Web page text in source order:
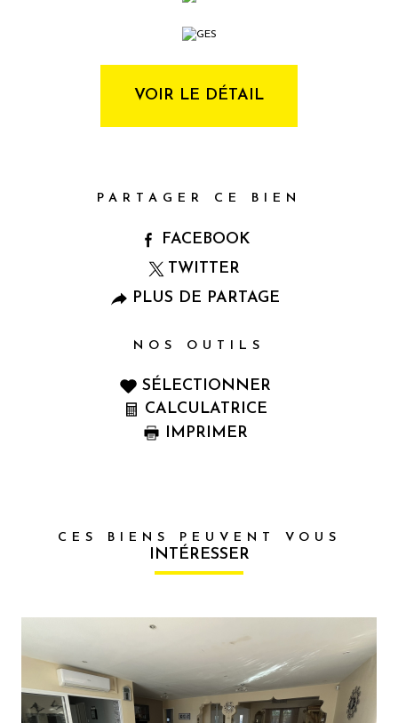
VOIR LE DÉTAIL
PARTAGER CE BIEN
FACEBOOK
TWITTER
PLUS DE PARTAGE
NOS OUTILS
SÉLECTIONNER
CALCULATRICE
IMPRIMER
CES BIENS PEUVENT VOUS
INTÉRESSER